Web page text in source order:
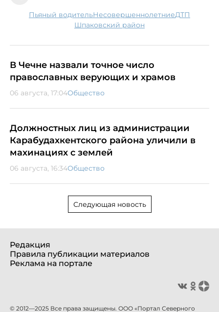
пьяный водитель несовершеннолетние
ДТП
Шпаковский район
В Чечне назвали точное число
православных верующих и храмов
06 августа, 17:04Общество
Должностных лиц из администрации
Карабудахкентского района уличили в
махинациях с землей
06 августа, 16:34Общество
Следующая новость
Редакция
Правила публикации материалов
Реклама на портале
© 2012—2025 Все права защищены. ООО «Портал Северного